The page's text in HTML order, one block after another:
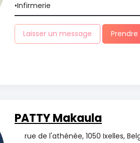
Infirmerie
Laisser un message
PATTY Makaula
rue de l'athénée, 1050 Ixelles,